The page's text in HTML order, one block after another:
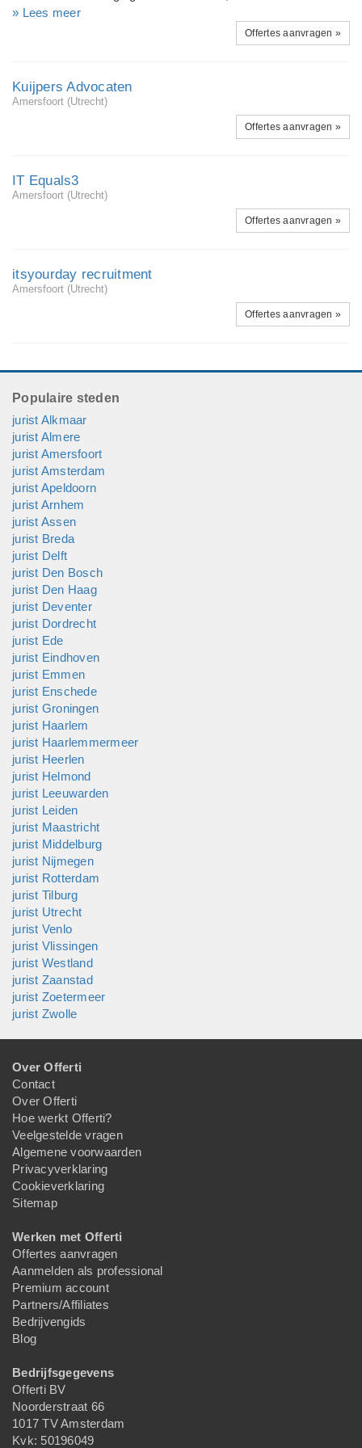
en toeleveranciers voor de zorg.
Culemborg. Een team van tien advocaten en adviseurs houdt
zich bezig met advisering en procesvoering voor bedrijven en
particulieren. Voor alle juridische kwesties kunt u bij ons
» Lees meer
Offertes aanvragen »
Kuijpers Advocaten
Amersfoort (Utrecht)
Offertes aanvragen »
IT Equals3
Amersfoort (Utrecht)
Offertes aanvragen »
itsyourday recruitment
Amersfoort (Utrecht)
Offertes aanvragen »
Populaire steden
jurist Alkmaar
jurist Almere
jurist Amersfoort
jurist Amsterdam
jurist Apeldoorn
jurist Arnhem
jurist Assen
jurist Breda
jurist Delft
jurist Den Bosch
jurist Den Haag
jurist Deventer
jurist Dordrecht
jurist Ede
jurist Eindhoven
jurist Emmen
jurist Enschede
jurist Groningen
jurist Haarlem
jurist Haarlemmermeer
jurist Heerlen
jurist Helmond
jurist Leeuwarden
jurist Leiden
jurist Maastricht
jurist Middelburg
jurist Nijmegen
jurist Rotterdam
jurist Tilburg
jurist Utrecht
jurist Venlo
jurist Vlissingen
jurist Westland
jurist Zaanstad
jurist Zoetermeer
jurist Zwolle
Over Offerti
Contact
Over Offerti
Hoe werkt Offerti?
Veelgestelde vragen
Algemene voorwaarden
Privacyverklaring
Cookieverklaring
Sitemap
Werken met Offerti
Offertes aanvragen
Aanmelden als professional
Premium account
Partners/Affiliates
Bedrijvengids
Blog
Bedrijfsgegevens
Offerti BV
Noorderstraat 66
1017 TV Amsterdam
Kvk: 50196049